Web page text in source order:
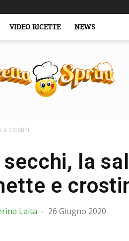
VIDEO RICETTE NEWS
e crostini
la
e
Laita - 26 Giugno 2020